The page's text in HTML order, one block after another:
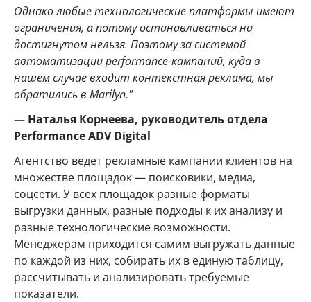
Однако любые технологические платформы имеют
ограничения, а потому останавливаться на
достигнутом нельзя. Поэтому за системой
автоматизации performance-кампаний, куда в
нашем случае входит контекстная реклама, мы
обратились в Marilyn."​
— Наталья Корнеева, руководитель отдела
Performance ADV Digital
Агентство ведет рекламные кампании клиентов на
множестве площадок — поисковики, медиа,
соцсети. У всех площадок разные форматы
выгрузки данных, разные подходы к их анализу и
разные технологические возможности.
Менеджерам приходится самим выгружать данные
по каждой из них, собирать их в единую таблицу,
рассчитывать и анализировать требуемые
показатели.